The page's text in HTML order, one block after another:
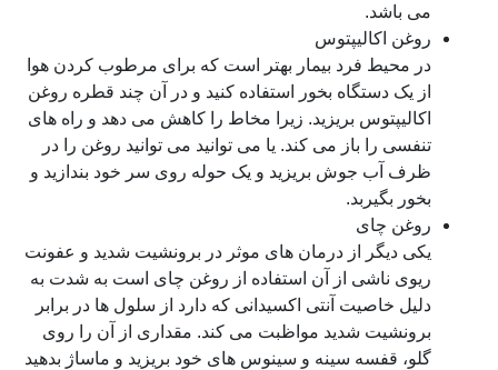
می باشد.
روغن اکالیپتوس
در محیط فرد بیمار بهتر است که برای مرطوب کردن هوا
از یک دستگاه بخور استفاده کنید و در آن چند قطره روغن
اکالیپتوس بریزید. زیرا مخاط را کاهش می دهد و راه های
تنفسی را باز می کند. یا می توانید می توانید روغن را در
ظرف آب جوش بریزید و یک حوله روی سر خود بندازید و
بخور بگیربد.
روغن چای
یکی دیگر از درمان های موثر در برونشیت شدید و عفونت
ریوی ناشی از آن استفاده از روغن چای است به شدت به
دلیل خاصیت آنتی اکسیدانی که دارد از سلول ها در برابر
برونشیت شدید مواظبت می کند. مقداری از آن را روی
گلو، قفسه سینه و سینوس های خود بریزید و ماساژ بدهید